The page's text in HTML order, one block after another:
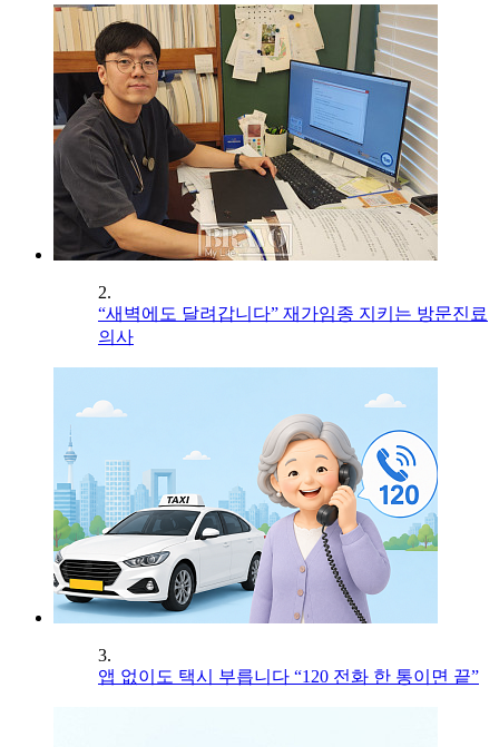
2.
“새벽에도 달려갑니다” 재가임종 지키는 방문진료
의사
3.
앱 없이도 택시 부릅니다 “120 전화 한 통이면 끝”